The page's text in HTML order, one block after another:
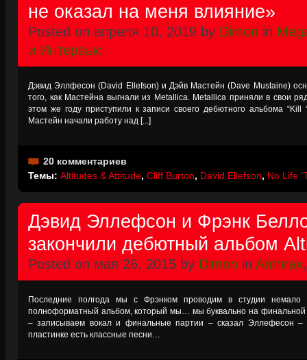
не оказал на меня влияние»
Posted on апреля 10, 2019 by Dimon in
и Интервью
Дэвид Эллфесон (David Ellefson) и Дэйв Мастейн (Dave Mustaine)
того, как Мастейна выгнали из Metallica. Metallica приняли в свои
этом же году приступили к записи своего дебютного альбома
Мастейн начали работу над [...]
20 комментариев
Темы: Altitudes & Attitude, Cliff Burton, David Ellefson, No Life
Дэвид Эллефсон и Фрэнк
закончили дебютный альбом
Posted on мая 26, 2015 by Dimon in Anthrax
Последние полгода мы с Фрэнком проводим в студии немало
полноформатный альбом, который мы… мы буквально на
– записываем вокал и финальные партии – сказал Эллефесон –
пластинке есть классные песни…